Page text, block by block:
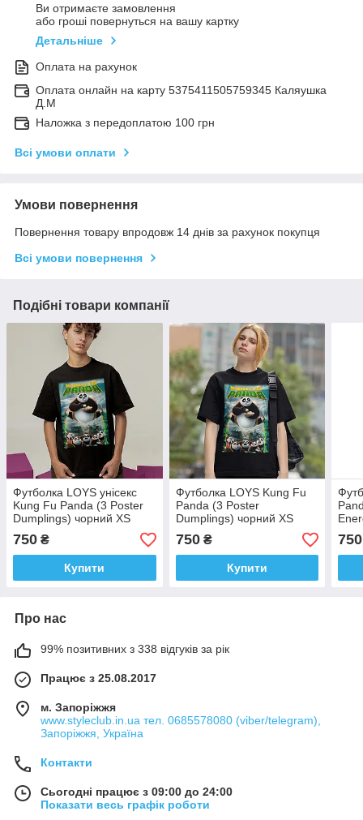
Ви отримаєте замовлення
або гроші повернуться на вашу картку
Детальніше
Оплата на рахунок
Оплата онлайн на карту 5375411505759345 Каляушка
Д.М
Наложка з передоплатою 100 грн
Всі умови оплати
Умови повернення
Повернення товару впродовж 14 днів за рахунок покупця
Всі умови повернення
Подібні товари компанії
Футболка LOYS унісекс
Kung Fu Panda (3 Poster
Dumplings) чорний XS
750 ₴
Купити
Футболка LOYS Kung Fu
Panda (3 Poster
Dumplings) чорний XS
750₴
Купити
750
Про нас
99% позитивних з 338 відгуків за рік
Працює з 25.08.2017
м. Запоріжжя
www.styleclub.in.ua тел. 0685578080 (viber/telegram),
Запоріжжя, Україна
Контакти
Сьогодні працює з 09:00 до 24:00
Показати весь графік роботи